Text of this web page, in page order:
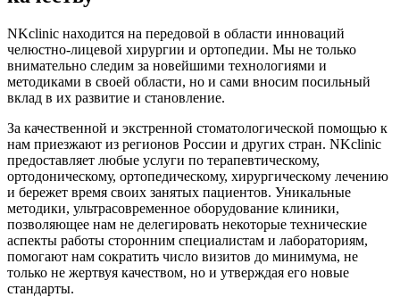
NKclinic находится на передовой в области инноваций
челюстно-лицевой хирургии и ортопедии. Мы не только
внимательно следим за новейшими технологиями и
методиками в своей области, но и сами вносим посильный
вклад в их развитие и становление.
За качественной и экстренной стоматологической помощью к
нам приезжают из регионов России и других стран. NKclinic
предоставляет любые услуги по терапевтическому,
ортодоническому, ортопедическому, хирургическому лечению
и бережет время своих занятых пациентов. Уникальные
методики, ультрасовременное оборудование клиники,
позволяющее нам не делегировать некоторые технические
аспекты работы сторонним специалистам и лабораториям,
помогают нам сократить число визитов до минимума, не
только не жертвуя качеством, но и утверждая его новые
стандарты.